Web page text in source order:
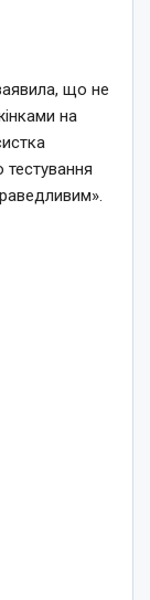
що не
на